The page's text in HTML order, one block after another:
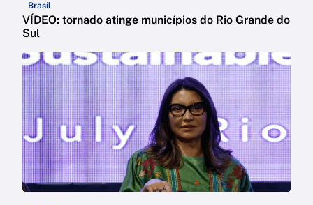
Brasil
VÍDEO: tornado atinge municípios do Rio Grande do
Sul